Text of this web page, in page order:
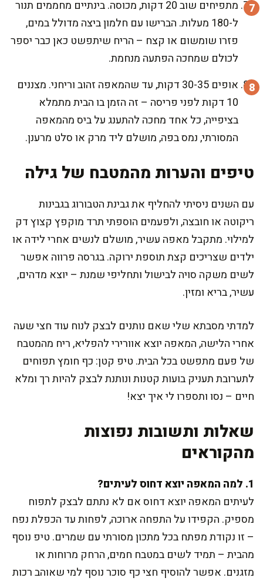
מתפיחים שוב 20 דקות, מכוסה. בינתיים מחממים תנור
ל-180 מעלות. הברישו עם חלמון ביצה מדולל במים,
פזרו שומשום או קצח – הריח שיתפשט כאן כבר יספר
לכולם שמחכה הפתעה מנחמת.
אופים 30-35 דקות, עד שהמאפה זהוב וריחני. מצננים
10 דקות לפני פריסה – זה הזמן בו הבית מתמלא
בציפייה, כל אחד מחכה להתענג על ביס מהמאפה
המסורתי, נמס בפה, מושלם ליד מרק או סלט מרענן.
טיפים והערות מהמטבח של גילה
עם השנים ניסיתי להחליף את גבינת הטבורוג בגבינות
ריקוטה או חובצה, ולפעמים הוספתי תרד מוקפץ קצוץ דק
למילוי. מתקבל מאפה עשיר, מושלם לנשים אחרי לידה או
ילדים שצריכים קצת תוספת ירוקה. בגרסה פרווה אפשר
לשים משקה סויה לבישול ותחליפי שמנת – יוצא מדהים,
עשיר, בריא ומזין.
למדתי מסבתא שלי שאם נותנים לבצק לנוח עוד חצי שעה
אחרי הלישה, המאפה יוצא אוורירי להפליא, ריח מהמטבח
של פעם מתפשט בכל הבית. טיפ קטן: כף חומץ תפוחים
לתערובת תעניק בועות קטנות ונותנת לבצק להיות רך ומלא
חיים – נסו ותספרו לי איך יצא!
שאלות ותשובות נפוצות
מהקוראים
1. למה המאפה יוצא דחוס לעיתים?
לעיתים המאפה יוצא דחוס אם לא נתתם לבצק לתפוח
מספיק. הקפידו על התפחה ארוכה, לפחות עד הכפלת נפח
– זו נקודת מפתח בכל מתכון מסורתי עם שמרים. טיפ נוסף
מהבית – תמיד לשים במטבח חמים, הרחק מרוחות או
מזגנים. אפשר להוסיף חצי כף סוכר נוסף למי שאוהב רכות